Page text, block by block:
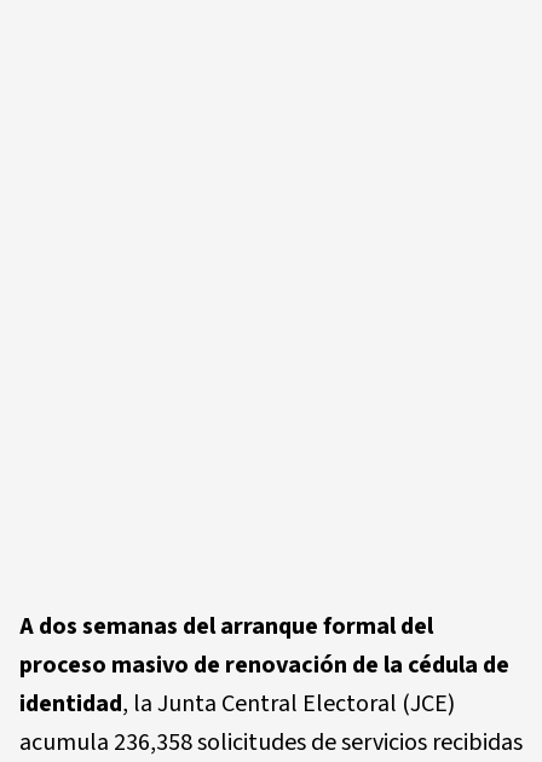
A dos semanas del arranque formal del
proceso masivo de renovación de la cédula de
identidad, la Junta Central Electoral (JCE)
acumula 236,358 solicitudes de servicios recibidas